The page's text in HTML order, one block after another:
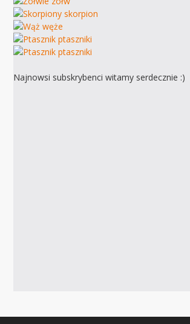
Najnowsi subskrybenci witamy serdecznie :)